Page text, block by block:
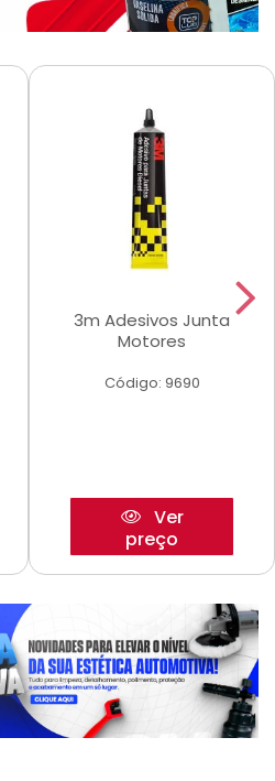
3m Adesivos Junta
Motores
Código: 9690
Ver
preço